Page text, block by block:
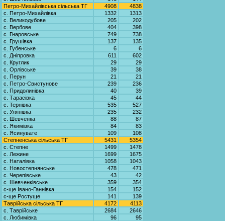
Петро-Михайлівська сільська ТГ
4908
4838
с. Петро-Михайлівка
1332
1313
с. Великодубове
205
202
с. Вербове
404
398
с. Гнаровське
749
738
с. Грушівка
137
135
с. Губенське
6
6
с. Дніпровка
611
602
с. Круглик
29
29
с. Орлівське
39
38
с. Перун
21
21
с. Петро-Свистунове
239
236
с. Придолинівка
40
39
с. Тарасівка
45
44
с. Тернівка
535
527
с. Улянівка
235
232
с. Шевченка
88
87
с. Якимівка
84
83
с. Ясинувате
109
108
Степненська сільська ТГ
5431
5354
с. Степне
1499
1478
с. Лежине
1699
1675
с. Наталівка
1058
1043
с. Новостепнянське
478
471
с. Черепівське
43
42
с. Шевченківське
359
354
с-ще Івано-Ганнівка
154
152
с-ще Ростуще
141
139
Таврійська сільська ТГ
4172
4113
с. Таврійське
2684
2646
с. Любимівка
96
95